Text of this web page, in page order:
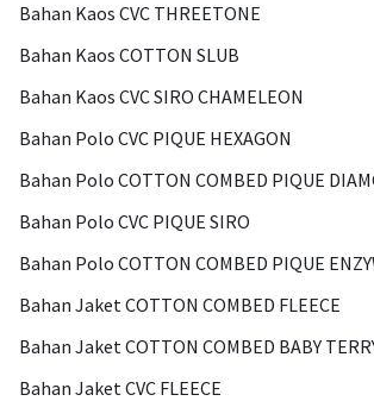
Bahan Kaos CVC THREETONE
Bahan Kaos COTTON SLUB
Bahan Kaos CVC SIRO CHAMELEON
Bahan Polo CVC PIQUE HEXAGON
Bahan Polo COTTON COMBED PIQUE
Bahan Polo CVC PIQUE SIRO
Bahan Polo COTTON COMBED PIQUE
Bahan Jaket COTTON COMBED FLEECE
Bahan Jaket COTTON COMBED BABY
Bahan Jaket CVC FLEECE